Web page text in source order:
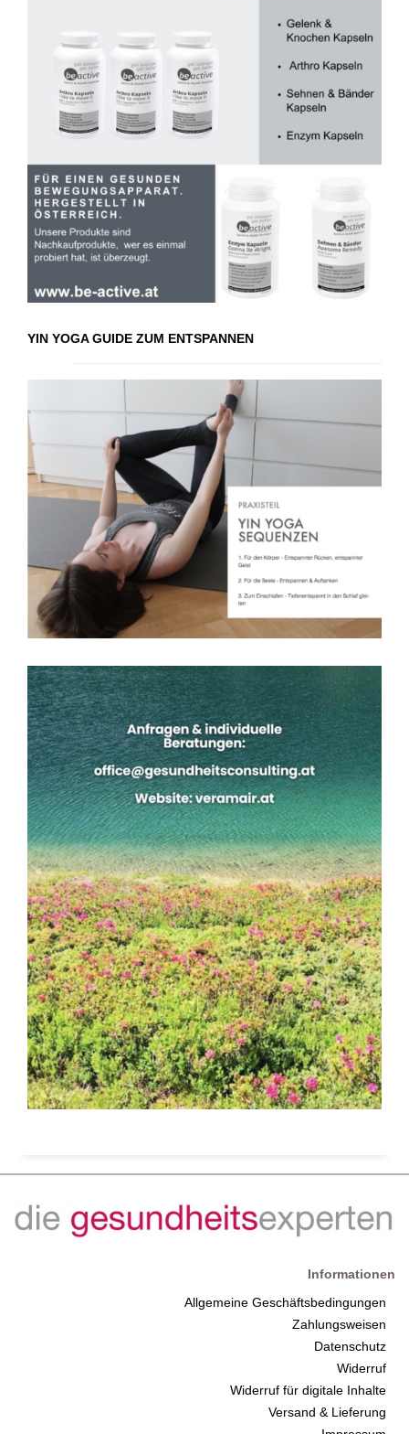
YIN YOGA GUIDE ZUM ENTSPANNEN
Informationen
Allgemeine Geschäftsbedingungen
Zahlungsweisen
Datenschutz
Widerruf
Widerruf für digitale Inhalte
Versand & Lieferung